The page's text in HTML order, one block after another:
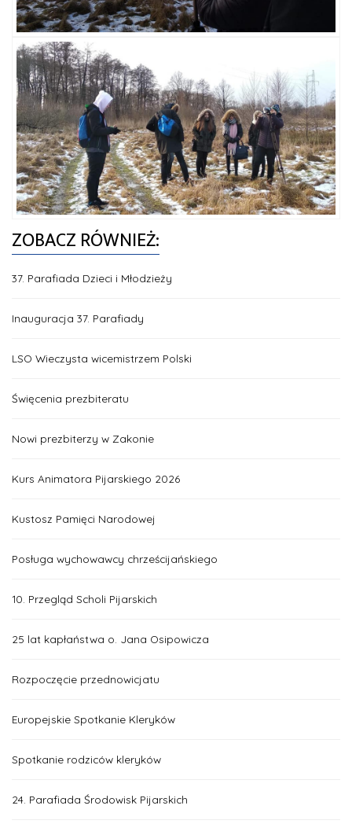
ZOBACZ RÓWNIEŻ:
37. Parafiada Dzieci i Młodzieży
Inauguracja 37. Parafiady
LSO Wieczysta wicemistrzem Polski
Święcenia prezbiteratu
Nowi prezbiterzy w Zakonie
Kurs Animatora Pijarskiego 2026
Kustosz Pamięci Narodowej
Posługa wychowawcy chrześcijańskiego
10. Przegląd Scholi Pijarskich
25 lat kapłaństwa o. Jana Osipowicza
Rozpoczęcie przednowicjatu
Europejskie Spotkanie Kleryków
Spotkanie rodziców kleryków
24. Parafiada Środowisk Pijarskich